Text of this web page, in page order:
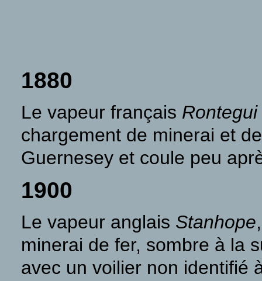
1880
Le vapeur français Rontegui
chargement de minerai et
Guernesey et coule peu
1900
Le vapeur anglais Stanhope
minerai de fer, sombre à la
avec un voilier non identifié